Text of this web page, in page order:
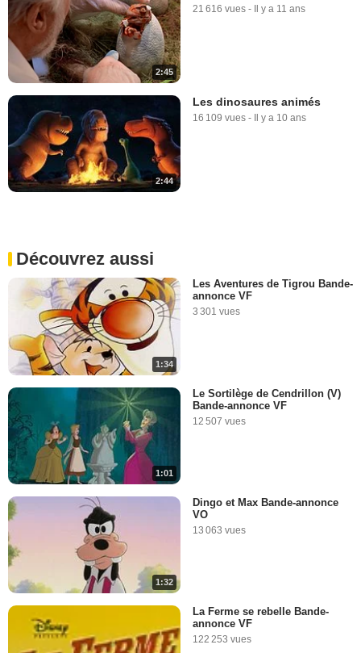
2:45
21 616 vues - Il y a 11 ans
2:44
Les dinosaures animés
16 109 vues - Il y a 10 ans
Découvrez aussi
1:34
Les Aventures de Tigrou Bande-
annonce VF
3 301 vues
1:01
Le Sortilège de Cendrillon (V)
Bande-annonce VF
12 507 vues
1:32
Dingo et Max Bande-annonce
VO
13 063 vues
La Ferme se rebelle Bande-
annonce VF
122 253 vues